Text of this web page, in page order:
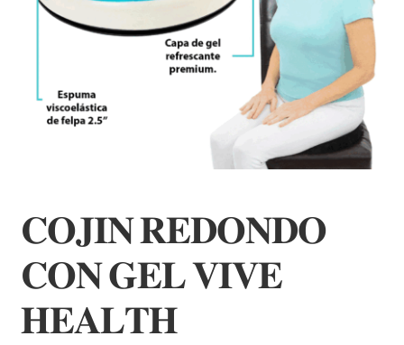
𝐂𝐎𝐉𝐈𝐍 𝐑𝐄𝐃𝐎𝐍𝐃𝐎
𝐂𝐎𝐍 𝐆𝐄𝐋 𝐕𝐈𝐕𝐄
𝐇𝐄𝐀𝐋𝐓𝐇